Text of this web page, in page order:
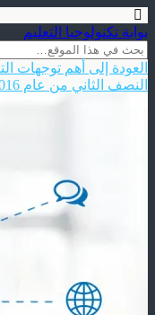
بوابة تكنولوجيا التعليم
العودة إلى أهم توجهات
النصف الثاني من عام 2016